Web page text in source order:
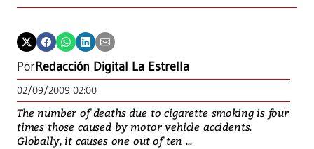
PorRedacción Digital La Estrella
02/09/2009 02:00
The number of deaths due to cigarette smoking is four
times those caused by motor vehicle accidents.
Globally, it causes one out of ten ...